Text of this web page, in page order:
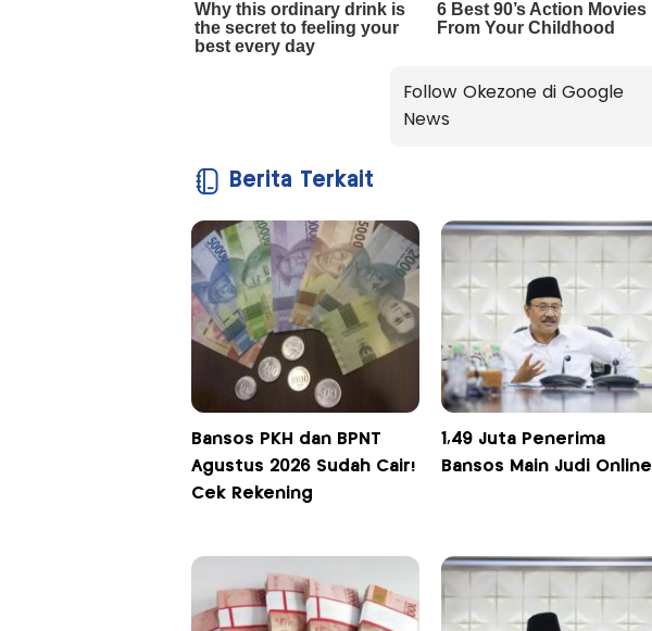
Follow Okezone di Google
News
Berita Terkait
Bansos PKH dan BPNT
Agustus 2026 Sudah Cair!
Cek Rekening
1,49 Juta Penerima
Bansos Main Judi Online